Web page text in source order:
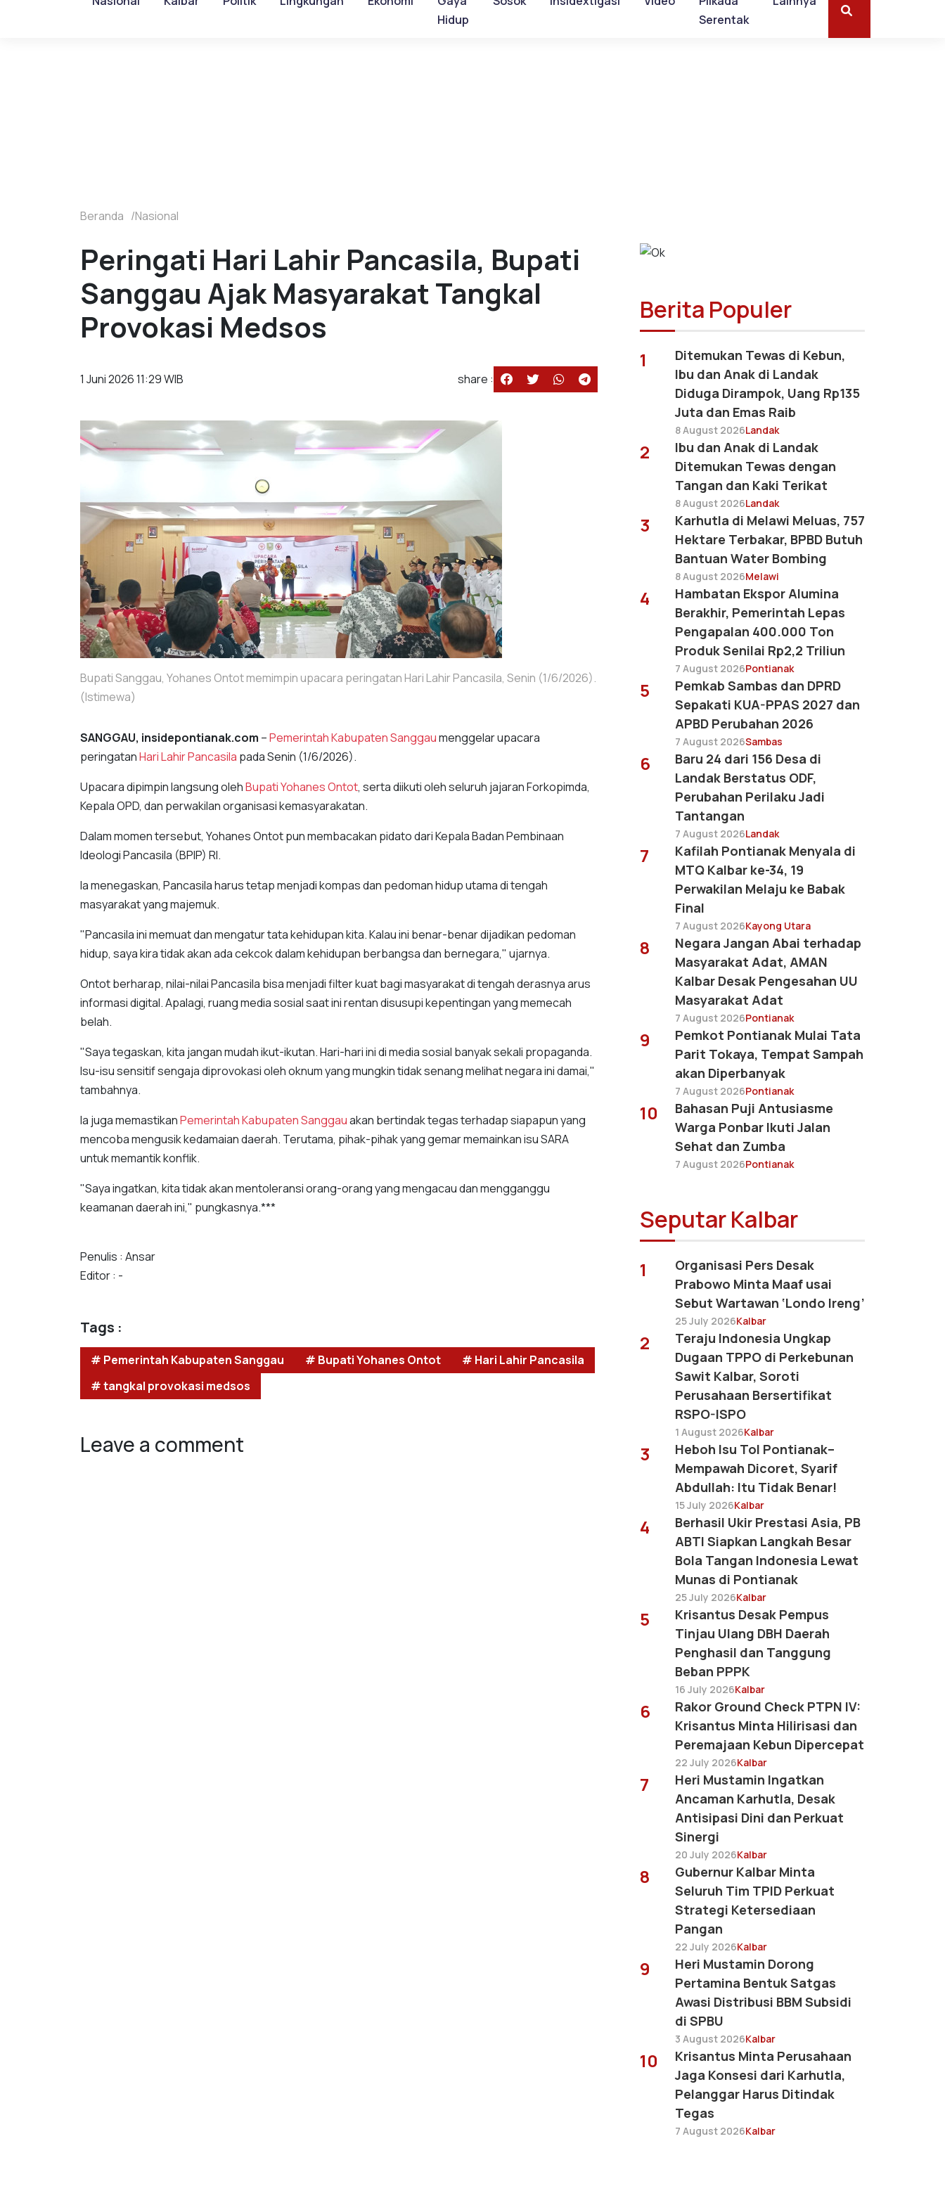
Hidup
Serentak
Beranda Nasional
Peringati Hari Lahir Pancasila, Bupati
Sanggau Ajak Masyarakat Tangkal
Provokasi Medsos
1 Juni 2026 11:29 WIB share :
Bupati Sanggau, Yohanes Ontot memimpin upacara peringatan Hari Lahir Pancasila, Senin (1/6/2026).
(Istimewa)
SANGGAU, insidepontianak.com –Pemerintah Kabupaten Sanggaumenggelar upacara
peringatanHari Lahir Pancasila pada Senin (1/6/2026).
Upacara dipimpin langsung olehBupati Yohanes Ontot, serta diikuti oleh seluruh jajaran Forkopimda,
Kepala OPD, dan perwakilan organisasi kemasyarakatan.
Dalam momen tersebut, Yohanes Ontot pun membacakan pidato dari Kepala Badan Pembinaan
Ideologi Pancasila (BPIP) RI.
Ia menegaskan, Pancasila harus tetap menjadi kompas dan pedoman hidup utama di tengah
masyarakat yang majemuk.
"Pancasila ini memuat dan mengatur tata kehidupan kita. Kalau ini benar-benar dijadikan pedoman
hidup, saya kira tidak akan ada cekcok dalam kehidupan berbangsa dan bernegara," ujarnya.
Ontot berharap, nilai-nilai Pancasila bisa menjadi filter kuat bagi masyarakat di tengah derasnya arus
informasi digital. Apalagi, ruang media sosial saat ini rentan disusupi kepentingan yang memecah
belah.
"Saya tegaskan, kita jangan mudah ikut-ikutan. Hari-hari ini di media sosial banyak sekali propaganda.
Isu-isu sensitif sengaja diprovokasi oleh oknum yang mungkin tidak senang melihat negara ini damai,"
tambahnya.
Ia juga memastikanPemerintah Kabupaten Sanggauakan bertindak tegas terhadap siapapun yang
mencoba mengusik kedamaian daerah. Terutama, pihak-pihak yang gemar memainkan isu SARA
untuk memantik konflik.
"Saya ingatkan, kita tidak akan mentoleransi orang-orang yang mengacau dan mengganggu
keamanan daerah ini," pungkasnya.***
Penulis : Ansar
Editor : -
Tags :
# Pemerintah Kabupaten Sanggau # Bupati Yohanes Ontot
# Hari Lahir Pancasila
# tangkal provokasi medsos
Leave a comment
Berita Populer
1
Ditemukan Tewas di Kebun,
Ibu dan Anak di Landak
Diduga Dirampok, Uang Rp135
Juta dan Emas Raib
8 August 2026Landak
2
Ibu dan Anak di Landak
Ditemukan Tewas dengan
Tangan dan Kaki Terikat
8 August 2026Landak
3
Karhutla di Melawi Meluas, 757
Hektare Terbakar, BPBD Butuh
Bantuan Water Bombing
8 August 2026Melawi
4
Hambatan Ekspor Alumina
Berakhir, Pemerintah Lepas
Pengapalan 400.000 Ton
Produk Senilai Rp2,2 Triliun
7 August 2026Pontianak
5
Pemkab Sambas dan DPRD
Sepakati KUA-PPAS 2027 dan
APBD Perubahan 2026
7 August 2026Sambas
6
Baru 24 dari 156 Desa di
Landak Berstatus ODF,
Perubahan Perilaku Jadi
Tantangan
7 August 2026Landak
7
Kafilah Pontianak Menyala di
MTQ Kalbar ke-34, 19
Perwakilan Melaju ke Babak
Final
7 August 2026Kayong Utara
8
Negara Jangan Abai terhadap
Masyarakat Adat, AMAN
Kalbar Desak Pengesahan UU
Masyarakat Adat
7 August 2026Pontianak
9
Pemkot Pontianak Mulai Tata
Parit Tokaya, Tempat Sampah
akan Diperbanyak
7 August 2026Pontianak
10
Bahasan Puji Antusiasme
Warga Ponbar Ikuti Jalan
Sehat dan Zumba
7 August 2026Pontianak
Seputar Kalbar
1
Organisasi Pers Desak
Prabowo Minta Maaf usai
Sebut Wartawan ‘Londo Ireng’
25 July 2026Kalbar
2
Teraju Indonesia Ungkap
Dugaan TPPO di Perkebunan
Sawit Kalbar, Soroti
Perusahaan Bersertifikat
RSPO-ISPO
1 August 2026Kalbar
3
Heboh Isu Tol Pontianak–
Mempawah Dicoret, Syarif
Abdullah: Itu Tidak Benar!
15 July 2026Kalbar
4
Berhasil Ukir Prestasi Asia, PB
ABTI Siapkan Langkah Besar
Bola Tangan Indonesia Lewat
Munas di Pontianak
25 July 2026Kalbar
5
Krisantus Desak Pempus
Tinjau Ulang DBH Daerah
Penghasil dan Tanggung
Beban PPPK
16 July 2026Kalbar
6
Rakor Ground Check PTPN IV:
Krisantus Minta Hilirisasi dan
Peremajaan Kebun Dipercepat
22 July 2026Kalbar
7
Heri Mustamin Ingatkan
Ancaman Karhutla, Desak
Antisipasi Dini dan Perkuat
Sinergi
20 July 2026Kalbar
8
Gubernur Kalbar Minta
Seluruh Tim TPID Perkuat
Strategi Ketersediaan
Pangan
22 July 2026Kalbar
9
Heri Mustamin Dorong
Pertamina Bentuk Satgas
Awasi Distribusi BBM Subsidi
di SPBU
3 August 2026Kalbar
10
Krisantus Minta Perusahaan
Jaga Konsesi dari Karhutla,
Pelanggar Harus Ditindak
Tegas
7 August 2026Kalbar